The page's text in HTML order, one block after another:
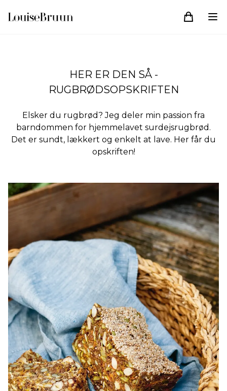
HER ER DEN SÅ -
RUGBRØDSOPSKRIFTEN
Elsker du rugbrød? Jeg deler min passion fra
barndommen for hjemmelavet surdejsrugbrød.
Det er sundt, lækkert og enkelt at lave. Her får du
opskriften!